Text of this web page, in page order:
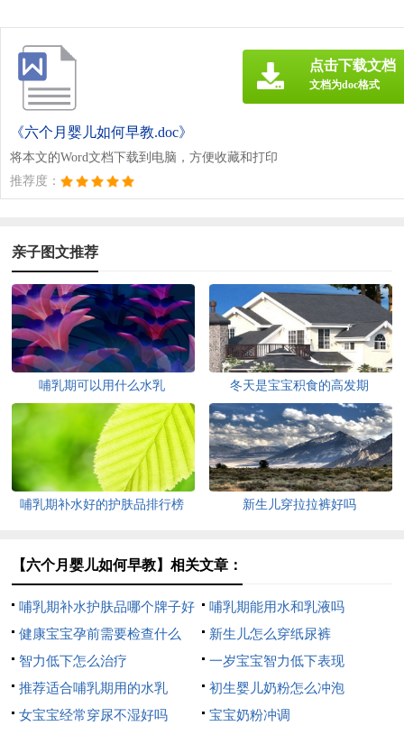
《六个月婴儿如何早教.doc》
将本文的Word文档下载到电脑，方便收藏和打印
推荐度：
点击下载文档
文档为doc格式
亲子图文推荐
哺乳期可以用什么水乳 冬天是宝宝积食的高发期
哺乳期补水好的护肤品排行榜 新生儿穿拉拉裤好吗
【六个月婴儿如何早教】相关文章：
哺乳期补水护肤品哪个牌子好
哺乳期能用水和乳液吗
健康宝宝孕前需要检查什么
新生儿怎么穿纸尿裤
智力低下怎么治疗
一岁宝宝智力低下表现
推荐适合哺乳期用的水乳
初生婴儿奶粉怎么冲泡
女宝宝经常穿尿不湿好吗
宝宝奶粉冲调